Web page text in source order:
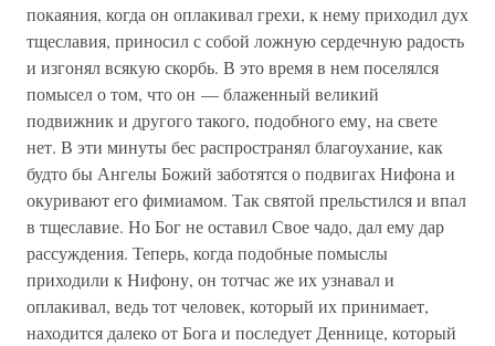
покаяния, когда он оплакивал грехи, к нему приходил дух
тщеславия, приносил с собой ложную сердечную радость
и изгонял всякую скорбь. В это время в нем поселялся
помысел о том, что он — блаженный великий
подвижник и другого такого, подобного ему, на свете
нет. В эти минуты бес распространял благоухание, как
будто бы Ангелы Божий заботятся о подвигах Нифона и
окуривают его фимиамом. Так святой прельстился и впал
в тщеславие. Но Бог не оставил Свое чадо, дал ему дар
рассуждения. Теперь, когда подобные помыслы
приходили к Нифону, он тотчас же их узнавал и
оплакивал, ведь тот человек, который их принимает,
находится далеко от Бога и последует Деннице, который